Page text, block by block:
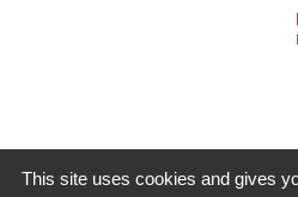
This site uses cookies and gives